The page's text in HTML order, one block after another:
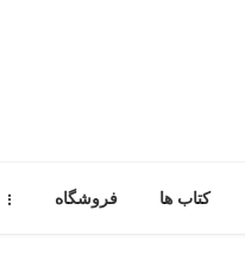
کتاب ها فروشگاه